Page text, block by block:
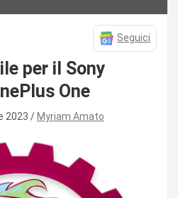
Seguici
per il Sony
One
2023 Myriam Amato